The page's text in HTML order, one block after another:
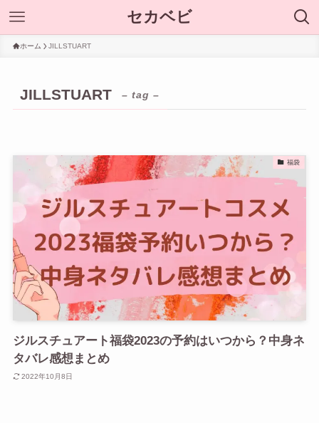
セカベビ
ホーム JILLSTUART
JILLSTUART – tag –
福袋
ジルスチュアート福袋2023の予約はいつから？中身ネ
タバレ感想まとめ
2022年10月8日